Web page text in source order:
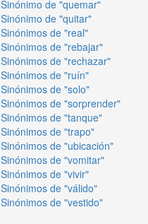
Sinónimo de "quemar"
Sinónimo de "quitar"
Sinónimos de "real"
Sinónimos de "rebajar"
Sinónimos de "rechazar"
Sinónimos de "ruín"
Sinónimos de "solo"
Sinónimos de "sorprender"
Sinónimos de "tanque"
Sinónimos de "trapo"
Sinónimos de "ubicación"
Sinónimos de "vomitar"
Sinónimos de "vivir"
Sinónimos de "válido"
Sinónimos de "vestido"